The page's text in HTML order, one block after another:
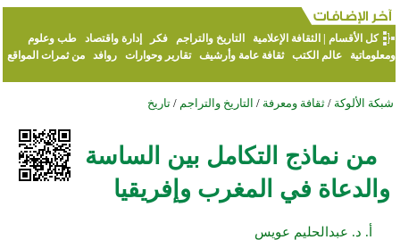
كل الأقسام الثقافة الإعلامية التاريخ والتراجم فكر إدارة واقتصاد
طب وعلوم
ومعلوماتية
عالم الكتب ثقافة عامة وأرشيف تقارير وحوارات روافد من ثمرات المواقع
شبكة الألوكة / ثقافة ومعرفة / التاريخ والتراجم / تاريخ
من نماذج التكامل بين الساسة
والدعاة في المغرب وإفريقيا
أ. د. عبدالحليم عويس